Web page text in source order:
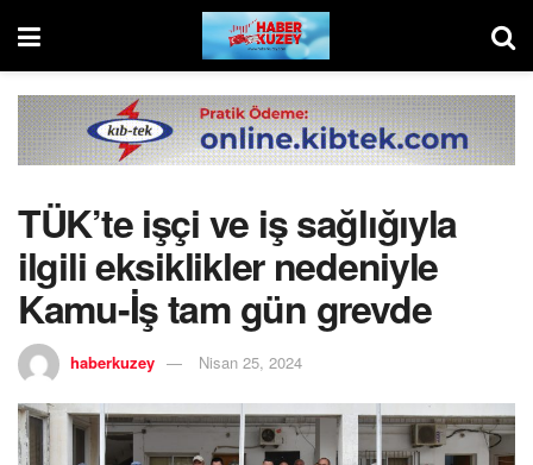
TÜK’te işçi ve iş sağlığıyla
ilgili eksiklikler nedeniyle
Kamu-İş tam gün grevde
haberkuzey Nisan 25, 2024